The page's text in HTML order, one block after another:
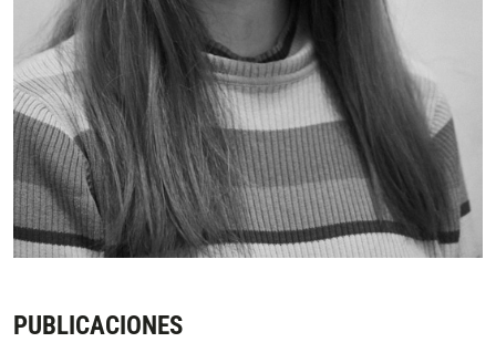
PUBLICACIONES